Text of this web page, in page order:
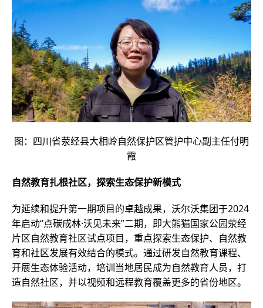
图：四川省荥经县大相岭自然保护区管护中心副主任付明
霞
自然教育扎根社区，探索生态保护新模式
为延续和提升第一期项目的卓越成果，沃尔沃集团于2024
年启动“点碳成林·沃见未来”二期，即大熊猫国家公园荥经
片区自然教育社区试点项目，重点探索生态保护、自然教
育和社区发展有效结合的模式。通过研发自然教育课程、
开展生态体验活动，培训当地居民成为自然教育人员，打
造自然社区，并以视频和远程教育覆盖更多的省份地区。